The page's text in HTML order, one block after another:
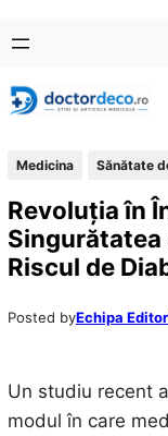
conținut
content
Medicina Sănătate
Revoluția în
Riscul de
Posted byEchipa
Un studiu recent
modul în care